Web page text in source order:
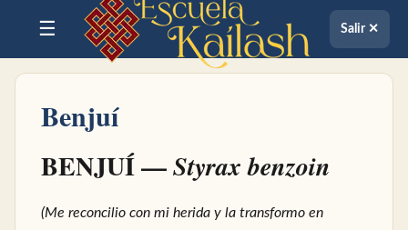
☰ Salir ✕
Benjuí
BENJUÍ —Styrax benzoin
(Me reconcilio con mi herida y la transformo en